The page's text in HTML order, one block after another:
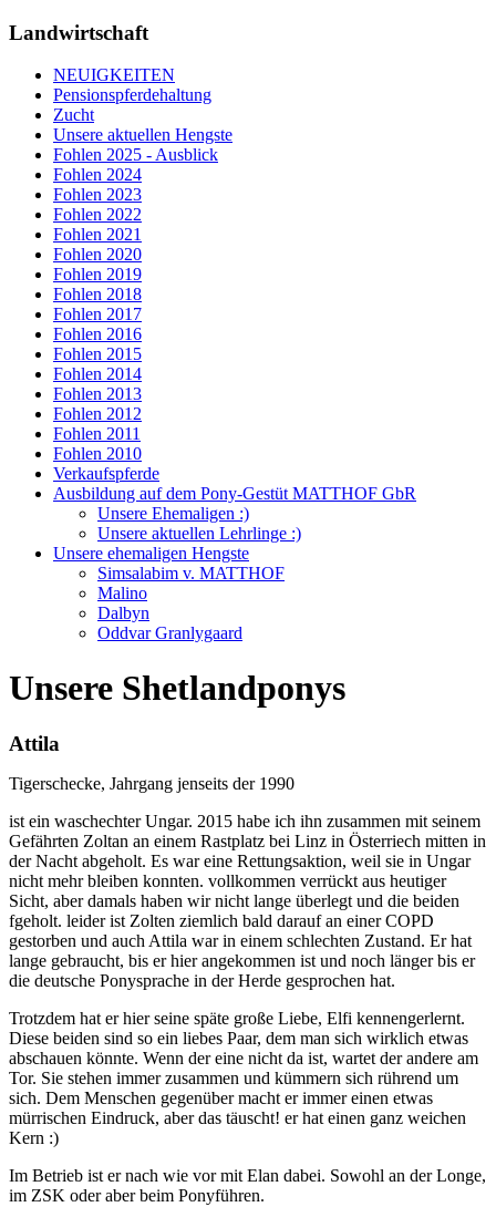
Landwirtschaft
NEUIGKEITEN
Pensionspferdehaltung
Zucht
Unsere aktuellen Hengste
Fohlen 2025 - Ausblick
Fohlen 2024
Fohlen 2023
Fohlen 2022
Fohlen 2021
Fohlen 2020
Fohlen 2019
Fohlen 2018
Fohlen 2017
Fohlen 2016
Fohlen 2015
Fohlen 2014
Fohlen 2013
Fohlen 2012
Fohlen 2011
Fohlen 2010
Verkaufspferde
Ausbildung auf dem Pony-Gestüt MATTHOF GbR
Unsere Ehemaligen :)
Unsere aktuellen Lehrlinge :)
Unsere ehemaligen Hengste
Simsalabim v. MATTHOF
Malino
Dalbyn
Oddvar Granlygaard
Unsere Shetlandponys
Attila
Tigerschecke, Jahrgang jenseits der 1990
ist ein waschechter Ungar. 2015 habe ich ihn zusammen mit seinem
Gefährten Zoltan an einem Rastplatz bei Linz in Österriech mitten in
der Nacht abgeholt. Es war eine Rettungsaktion, weil sie in Ungar
nicht mehr bleiben konnten. vollkommen verrückt aus heutiger
Sicht, aber damals haben wir nicht lange überlegt und die beiden
fgeholt. leider ist Zolten ziemlich bald darauf an einer COPD
gestorben und auch Attila war in einem schlechten Zustand. Er hat
lange gebraucht, bis er hier angekommen ist und noch länger bis er
die deutsche Ponysprache in der Herde gesprochen hat.
Trotzdem hat er hier seine späte große Liebe, Elfi kennengerlernt.
Diese beiden sind so ein liebes Paar, dem man sich wirklich etwas
abschauen könnte. Wenn der eine nicht da ist, wartet der andere am
Tor. Sie stehen immer zusammen und kümmern sich rührend um
sich. Dem Menschen gegenüber macht er immer einen etwas
mürrischen Eindruck, aber das täuscht! er hat einen ganz weichen
Kern :)
Im Betrieb ist er nach wie vor mit Elan dabei. Sowohl an der Longe,
im ZSK oder aber beim Ponyführen.